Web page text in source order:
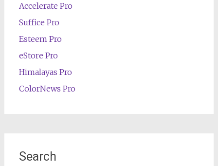
Accelerate Pro
Suffice Pro
Esteem Pro
eStore Pro
Himalayas Pro
ColorNews Pro
Search